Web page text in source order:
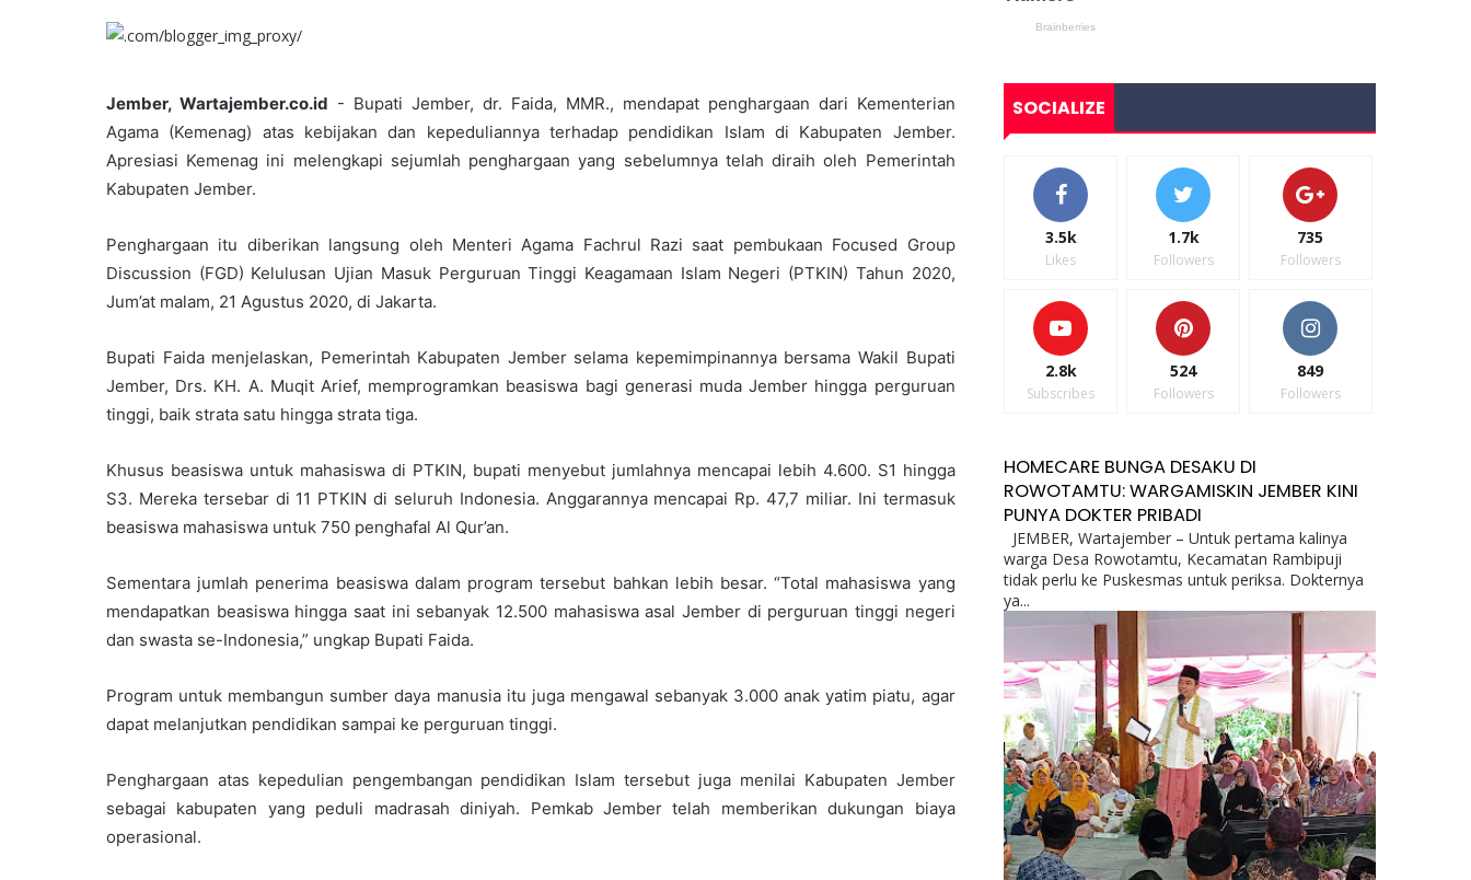
Jember, Wartajember.co.id - Bupati Jember, dr. Faida, MMR., mendapat penghargaan dari Kementerian
Agama (Kemenag) atas kebijakan dan kepeduliannya terhadap pendidikan Islam di Kabupaten Jember.
Apresiasi Kemenag ini melengkapi sejumlah penghargaan yang sebelumnya telah diraih oleh Pemerintah
Kabupaten Jember.
Penghargaan itu diberikan langsung oleh Menteri Agama Fachrul Razi saat pembukaan Focused Group
Discussion (FGD) Kelulusan Ujian Masuk Perguruan Tinggi Keagamaan Islam Negeri (PTKIN) Tahun 2020,
Jum’at malam, 21 Agustus 2020, di Jakarta.
Bupati Faida menjelaskan, Pemerintah Kabupaten Jember selama kepemimpinannya bersama Wakil Bupati
Jember, Drs. KH. A. Muqit Arief, memprogramkan beasiswa bagi generasi muda Jember hingga perguruan
tinggi, baik strata satu hingga strata tiga.
Khusus beasiswa untuk mahasiswa di PTKIN, bupati menyebut jumlahnya mencapai lebih 4.600. S1 hingga
S3. Mereka tersebar di 11 PTKIN di seluruh Indonesia. Anggarannya mencapai Rp. 47,7 miliar. Ini termasuk
beasiswa mahasiswa untuk 750 penghafal Al Qur’an.
Sementara jumlah penerima beasiswa dalam program tersebut bahkan lebih besar. “Total mahasiswa yang
mendapatkan beasiswa hingga saat ini sebanyak 12.500 mahasiswa asal Jember di perguruan tinggi negeri
dan swasta se-Indonesia,” ungkap Bupati Faida.
Program untuk membangun sumber daya manusia itu juga mengawal sebanyak 3.000 anak yatim piatu, agar
dapat melanjutkan pendidikan sampai ke perguruan tinggi.
Penghargaan atas kepedulian pengembangan pendidikan Islam tersebut juga menilai Kabupaten Jember
sebagai kabupaten yang peduli madrasah diniyah. Pemkab Jember telah memberikan dukungan biaya
operasional.
SOCIALIZE
3.5k
Likes
1.7k
Followers
735
Followers
2.8k
Subscribes
524
Followers
849
Followers
HOMECARE BUNGA DESAKU DI
ROWOTAMTU: WARGAMISKIN JEMBER KINI
PUNYA DOKTER PRIBADI
JEMBER, Wartajember – Untuk pertama kalinya
warga Desa Rowotamtu, Kecamatan Rambipuji
tidak perlu ke Puskesmas untuk periksa. Dokternya
ya...